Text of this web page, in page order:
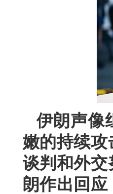
伊朗声像
嫩的持续
谈判和外
朗作出回